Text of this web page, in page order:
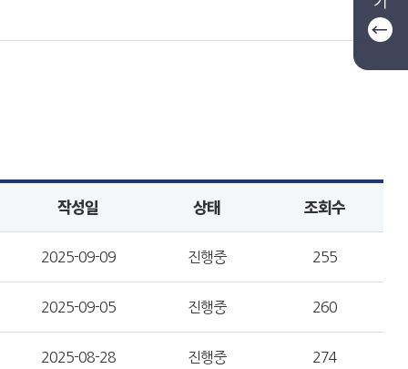
작성일 상태 조회수
2025-09-09 진행중 255
2025-09-05 진행중 260
2025-08-28 진행중 274